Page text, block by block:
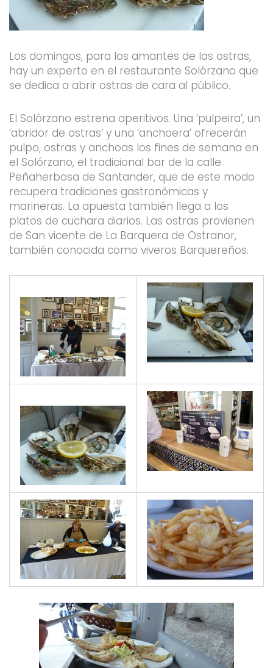
Los domingos, para los amantes de las ostras,
hay un experto en el restaurante Solórzano que
se dedica a abrir ostras de cara al público.
El Solórzano estrena aperitivos. Una ‘pulpeira’, un
‘abridor de ostras’ y una ‘anchoera’ ofrecerán
pulpo, ostras y anchoas los fines de semana en
el Solórzano, el tradicional bar de la calle
Peñaherbosa de Santander, que de este modo
recupera tradiciones gastronómicas y
marineras. La apuesta también llega a los
platos de cuchara diarios. Las ostras provienen
de San vicente de La Barquera de Ostranor,
también conocida como viveros Barquereños.